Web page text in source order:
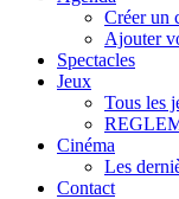
Créer un
Ajouter
Spectacles
Jeux
Tous les
Cinéma
Les
Contact